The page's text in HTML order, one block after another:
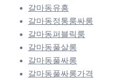
갈마동유흥
갈마동정통룸싸롱
갈마동퍼블릭룸
갈마동풀살롱
갈마동풀싸롱
갈마동풀싸롱가격